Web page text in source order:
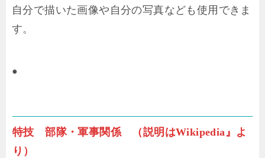
自分で描いた画像や自分の写真なども使用できま
す。
●
特技 部隊・軍事関係 （説明はWikipedia』よ
り）